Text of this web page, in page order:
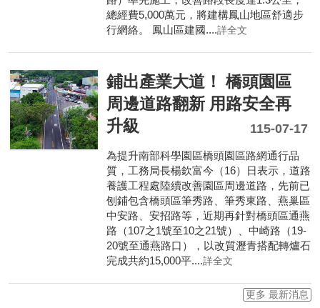
總經費5,000萬元，將建構鳳山地區舒適步
行網絡。 鳳山區建國....詳全文
鋪出產業大道！ 橋頭園區
周邊道路翻新 用路安全再
升級
115-07-17
為提升南部科學園區橋頭園區路網通行品
質，工務局長楊欽富今（16）日表示，道路
養護工程處陸續改善園區周邊道路，先前已
刨鋪包含橋頭區筆秀路、筆秀東路、燕巢區
中安路、安招路等，近期再針對橋頭區通燕
路（107之1號至10之21號）、中崎路（19-
20號至通燕路口），以改質瀝青搭配轉爐石
完成共約15,000平....詳全文
更多 最新消息